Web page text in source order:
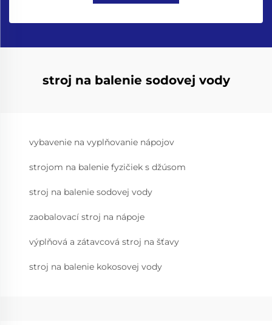
stroj na balenie sodovej vody
vybavenie na vyplňovanie nápojov
strojom na balenie fyzičiek s džúsom
stroj na balenie sodovej vody
zaobalovací stroj na nápoje
výplňová a zátavcová stroj na šťavy
stroj na balenie kokosovej vody